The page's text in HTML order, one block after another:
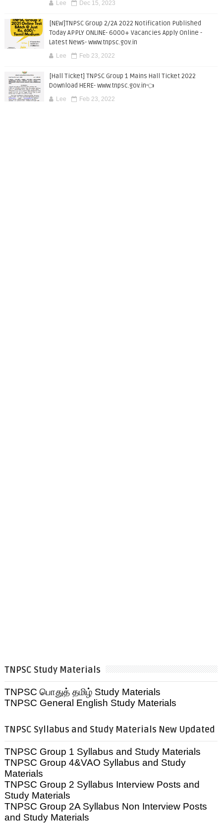
Lee Dec 15, 2023
[NEW]TNPSC Group 2/2A 2022 Notification Published
Today APPLY ONLINE- 6000+ Vacancies Apply Online -
Latest News- www.tnpsc.gov.in
Lee Feb 23, 2022
[Hall Ticket] TNPSC Group 1 Mains Hall Ticket 2022
Download HERE- www.tnpsc.gov.in👈
Lee Feb 23, 2022
TNPSC Study Materials
TNPSC பொதுத் தமிழ் Study Materials
TNPSC General English Study Materials
TNPSC Syllabus and Study Materials New Updated
TNPSC Group 1 Syllabus and Study Materials
TNPSC Group 4&VAO Syllabus and Study
Materials
TNPSC Group 2 Syllabus Interview Posts and
Study Materials
TNPSC Group 2A Syllabus Non Interview Posts
and Study Materials